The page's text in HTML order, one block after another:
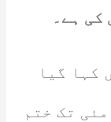
کہا گیا
تک ختم